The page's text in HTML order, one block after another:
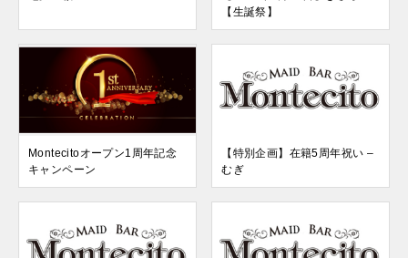
【生誕祭】
Montecitoオープン1周年記念
キャンペーン
【特別企画】在籍5周年祝い –
むぎ